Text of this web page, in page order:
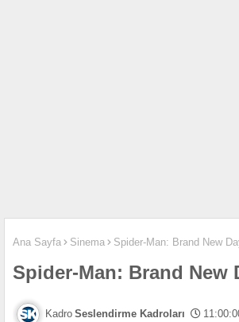
Ana Sayfa Sinema Spider-Man: Brand New
Spider-Man: Brand New
Seslendirme Kadroları